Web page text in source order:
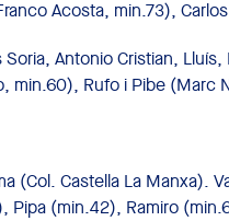
Acosta, min.73),
Soria, Antonio Cristian,
min.60), Rufo i Pibe (Marc
(Col. Castella La Manxa).
Pipa (min.42), Ramiro